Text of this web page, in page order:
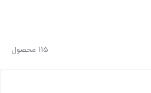
115 محصول